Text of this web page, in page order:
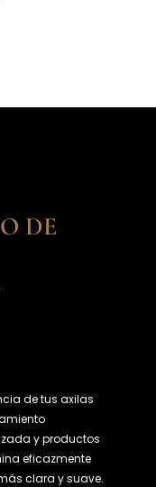
DE
de tus axilas
y productos
eficazmente
clara y suave.